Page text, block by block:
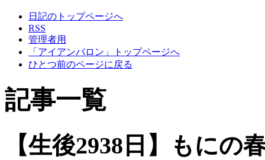
日記のトップページへ
RSS
管理者用
「アイアンバロン」トップページへ
ひとつ前のページに戻る
記事一覧
【生後2938日】もにの